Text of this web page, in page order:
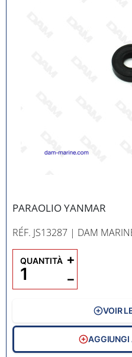
PARAOLIO YANMAR
RÉF. JS13287 | DAM
QUANTITÀ
−
+
VOIR
AGGIUNGI